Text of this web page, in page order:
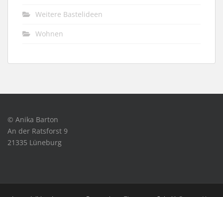
Weitere Bastelideen
Wohnen
© Anika Barton
An der Ratsforst 9
21335 Lüneburg